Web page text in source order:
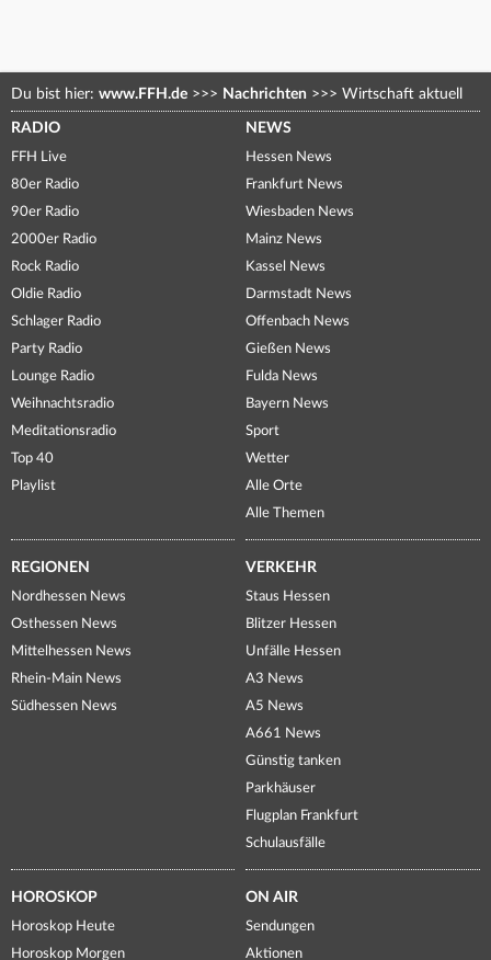
Du bist hier: www.FFH.de >>> Nachrichten >>> Wirtschaft aktuell
RADIO
FFH Live
80er Radio
90er Radio
2000er Radio
Rock Radio
Oldie Radio
Schlager Radio
Party Radio
Lounge Radio
Weihnachtsradio
Meditationsradio
Top 40
Playlist
NEWS
Hessen News
Frankfurt News
Wiesbaden News
Mainz News
Kassel News
Darmstadt News
Offenbach News
Gießen News
Fulda News
Bayern News
Sport
Wetter
Alle Orte
Alle Themen
REGIONEN
Nordhessen News
Osthessen News
Mittelhessen News
Rhein-Main News
Südhessen News
VERKEHR
Staus Hessen
Blitzer Hessen
Unfälle Hessen
A3 News
A5 News
A661 News
Günstig tanken
Parkhäuser
Flugplan Frankfurt
Schulausfälle
HOROSKOP
Horoskop Heute
Horoskop Morgen
ON AIR
Sendungen
Aktionen